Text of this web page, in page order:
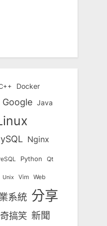
Docker
Google Java
Nginx
Python Qt
Unix Vim Web
系統 分享
搞笑 新聞